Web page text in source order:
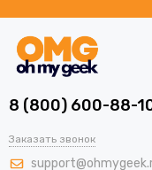
8 (800) 600-88-
Заказать звонок